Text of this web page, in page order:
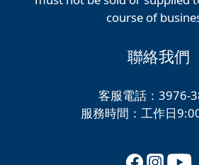
course of
聯絡我們
客服電話：3976-
服務時間：工作日